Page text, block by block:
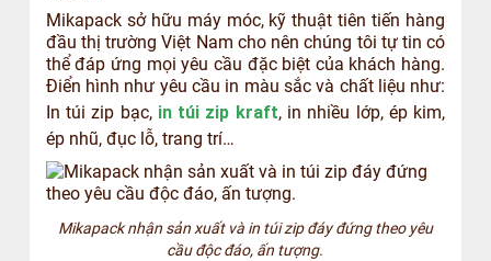
Mikapack sở hữu máy móc, kỹ thuật tiên tiến hàng
đầu thị trường Việt Nam cho nên chúng tôi tự tin có
thể đáp ứng mọi yêu cầu đặc biệt của khách hàng.
Điển hình như yêu cầu in màu sắc và chất liệu như:
In túi zip bạc, in túi zip kraft, in nhiều lớp, ép kim,
ép nhũ, đục lỗ, trang trí…
Mikapack nhận sản xuất và in túi zip đáy đứng theo yêu
cầu độc đáo, ấn tượng.